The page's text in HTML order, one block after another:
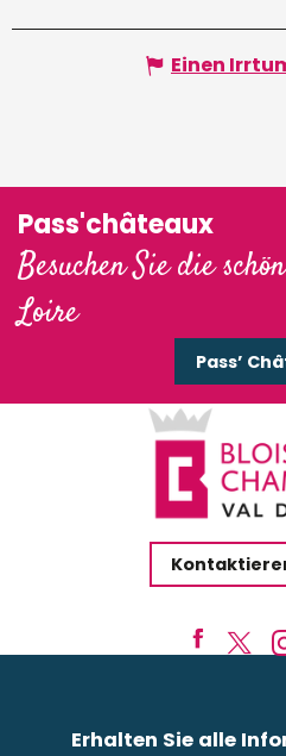
Einen
Pass'châteaux
Besuchen Sie die
Loire
Pass’
Erhalten Sie alle